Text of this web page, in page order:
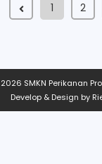
1 2
SMKN Perikanan
Develop & Design by